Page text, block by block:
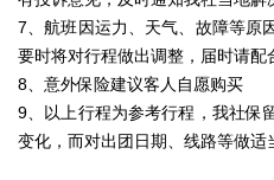
7、航班因运力、天气、故障等原
要时将对行程做出调整，届时请配
8、意外保险建议客人自愿购买
9、以上行程为参考行程，我社保
变化，而对出团日期、线路等做适